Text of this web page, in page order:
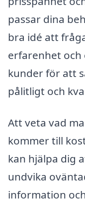
passar dina
bra idé att
erfarenhet
kunder för att
pålitligt och
Att veta vad
kommer till
kan hjälpa dig
undvika
information